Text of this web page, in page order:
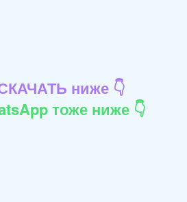
ниже 👇
тоже ниже 👇